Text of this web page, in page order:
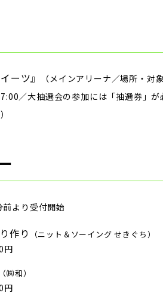
ーツ』 （メインアリーナ／場所・対
／大抽選会の参加には「抽選券」が
より受付開始
作り （ニット＆ソーイング せきぐち）
円
（㈱和）
円